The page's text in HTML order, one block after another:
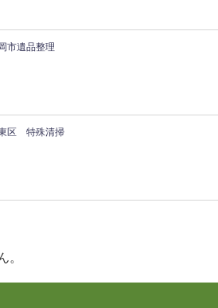
市遺品整理
区 特殊清掃
。